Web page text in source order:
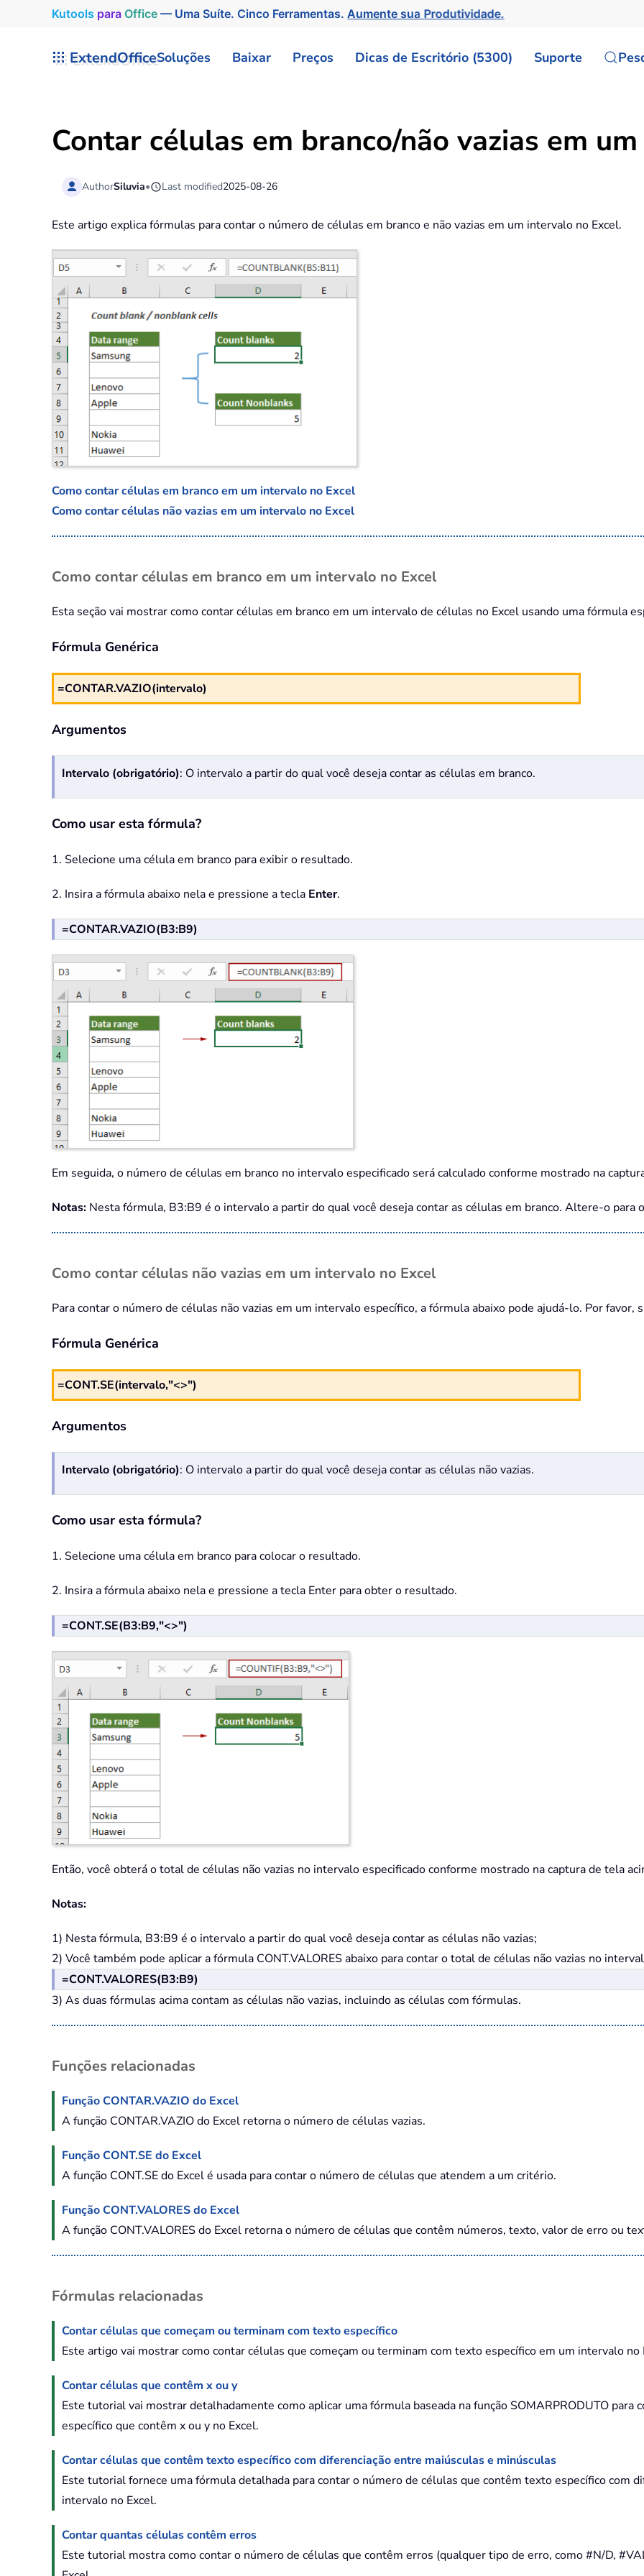
KutoolsparaOffice— Uma Suíte. Cinco Ferramentas.Aumente sua Produtividade.
ExtendOfficeSoluções Baixar Preços Dicas de Escritório (5300) Suporte
Contar células em branco/não vazias em
AuthorSiluvia• Last modified2025-08-26
Este artigo explica fórmulas para contar o número de células em branco e não vazias em um intervalo no Excel.
Como contar células em branco em um intervalo no Excel
Como contar células não vazias em um intervalo no Excel
Como contar células em branco em um intervalo no Excel
Esta seção vai mostrar como contar células em branco em um intervalo de células no Excel usando uma fórmula
Fórmula Genérica
=CONTAR.VAZIO(intervalo)
Argumentos
Intervalo (obrigatório): O intervalo a partir do qual você deseja contar as células em branco.
Como usar esta fórmula?
1. Selecione uma célula em branco para exibir o resultado.
2. Insira a fórmula abaixo nela e pressione a tecla Enter.
=CONTAR.VAZIO(B3:B9)
Em seguida, o número de células em branco no intervalo especificado será calculado conforme mostrado na
Notas: Nesta fórmula, B3:B9 é o intervalo a partir do qual você deseja contar as células em branco. Altere-o para
Como contar células não vazias em um intervalo no Excel
Para contar o número de células não vazias em um intervalo específico, a fórmula abaixo pode ajudá-lo. Por favor,
Fórmula Genérica
=CONT.SE(intervalo,"<>")
Argumentos
Intervalo (obrigatório): O intervalo a partir do qual você deseja contar as células não vazias.
Como usar esta fórmula?
1. Selecione uma célula em branco para colocar o resultado.
2. Insira a fórmula abaixo nela e pressione a tecla Enter para obter o resultado.
=CONT.SE(B3:B9,"<>")
Então, você obterá o total de células não vazias no intervalo especificado conforme mostrado na captura de tela
Notas:
1) Nesta fórmula, B3:B9 é o intervalo a partir do qual você deseja contar as células não vazias;
2) Você também pode aplicar a fórmula CONT.VALORES abaixo para contar o total de células não vazias no
=CONT.VALORES(B3:B9)
3) As duas fórmulas acima contam as células não vazias, incluindo as células com fórmulas.
Funções relacionadas
Função CONTAR.VAZIO do Excel
A função CONTAR.VAZIO do Excel retorna o número de células vazias.
Função CONT.SE do Excel
A função CONT.SE do Excel é usada para contar o número de células que atendem a um critério.
Função CONT.VALORES do Excel
A função CONT.VALORES do Excel retorna o número de células que contêm números, texto, valor de erro ou
Fórmulas relacionadas
Contar células que começam ou terminam com texto específico
Este artigo vai mostrar como contar células que começam ou terminam com texto específico em um intervalo no
Contar células que contêm x ou y
Este tutorial vai mostrar detalhadamente como aplicar uma fórmula baseada na função SOMARPRODUTO
específico que contêm x ou y no Excel.
Contar células que contêm texto específico com diferenciação entre maiúsculas e minúsculas
Este tutorial fornece uma fórmula detalhada para contar o número de células que contêm texto específico com
intervalo no Excel.
Contar quantas células contêm erros
Este tutorial mostra como contar o número de células que contêm erros (qualquer tipo de erro, como #N/D,